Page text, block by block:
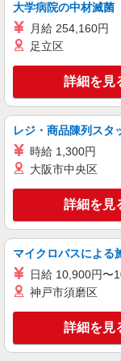
REGAL ヤエチカ
よ
時
2
キープ
アルバイト パート
リゼッタ
2-
キープ
契約社員
大学病院の中材滅菌
月給 254,160円
足立区
詳細を見
レジ・商品陳列スタ
時給 1,300円
大阪市中央区
詳細を見
マイクロバスによる
日給 10,900円〜
神戸市須磨区
詳細を見